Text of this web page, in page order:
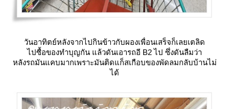
วันอาทิตย์หลังจากไปกินข้าวกับผองเพื่อนเสร็จก็เลยเตลิด
ไปซื้อของทำบุญกัน แล้วดันเอารถอี B2 ไป ซึ่งดันลืมว่า
หลังรถมันแคบมากเพราะมันติดแก็สเกือบของพัดลมกลับบ้านไม่
ได้